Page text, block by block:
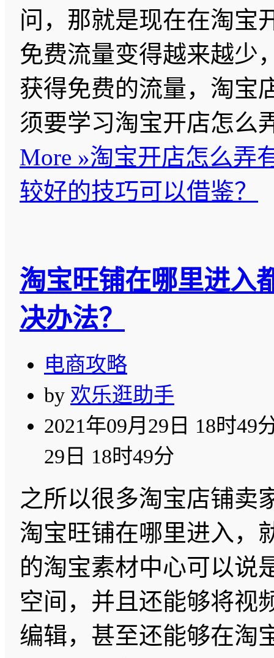
问，那就是现在在淘宝
免费流量变得越来越少
获得免费的流量，淘宝
须要学习淘宝开店怎
More »淘宝开店怎么弄
较好的技巧可以借鉴？
淘宝旺铺在哪里进入
决办法？
电商攻略
by 欢乐逛助手
2021年09月29日 18时49
29日 18时49分
之所以很多淘宝店铺卖
淘宝旺铺在哪里进入，
的淘宝素材中心可以说
空间，并且还能够将视
编辑，甚至还能够在